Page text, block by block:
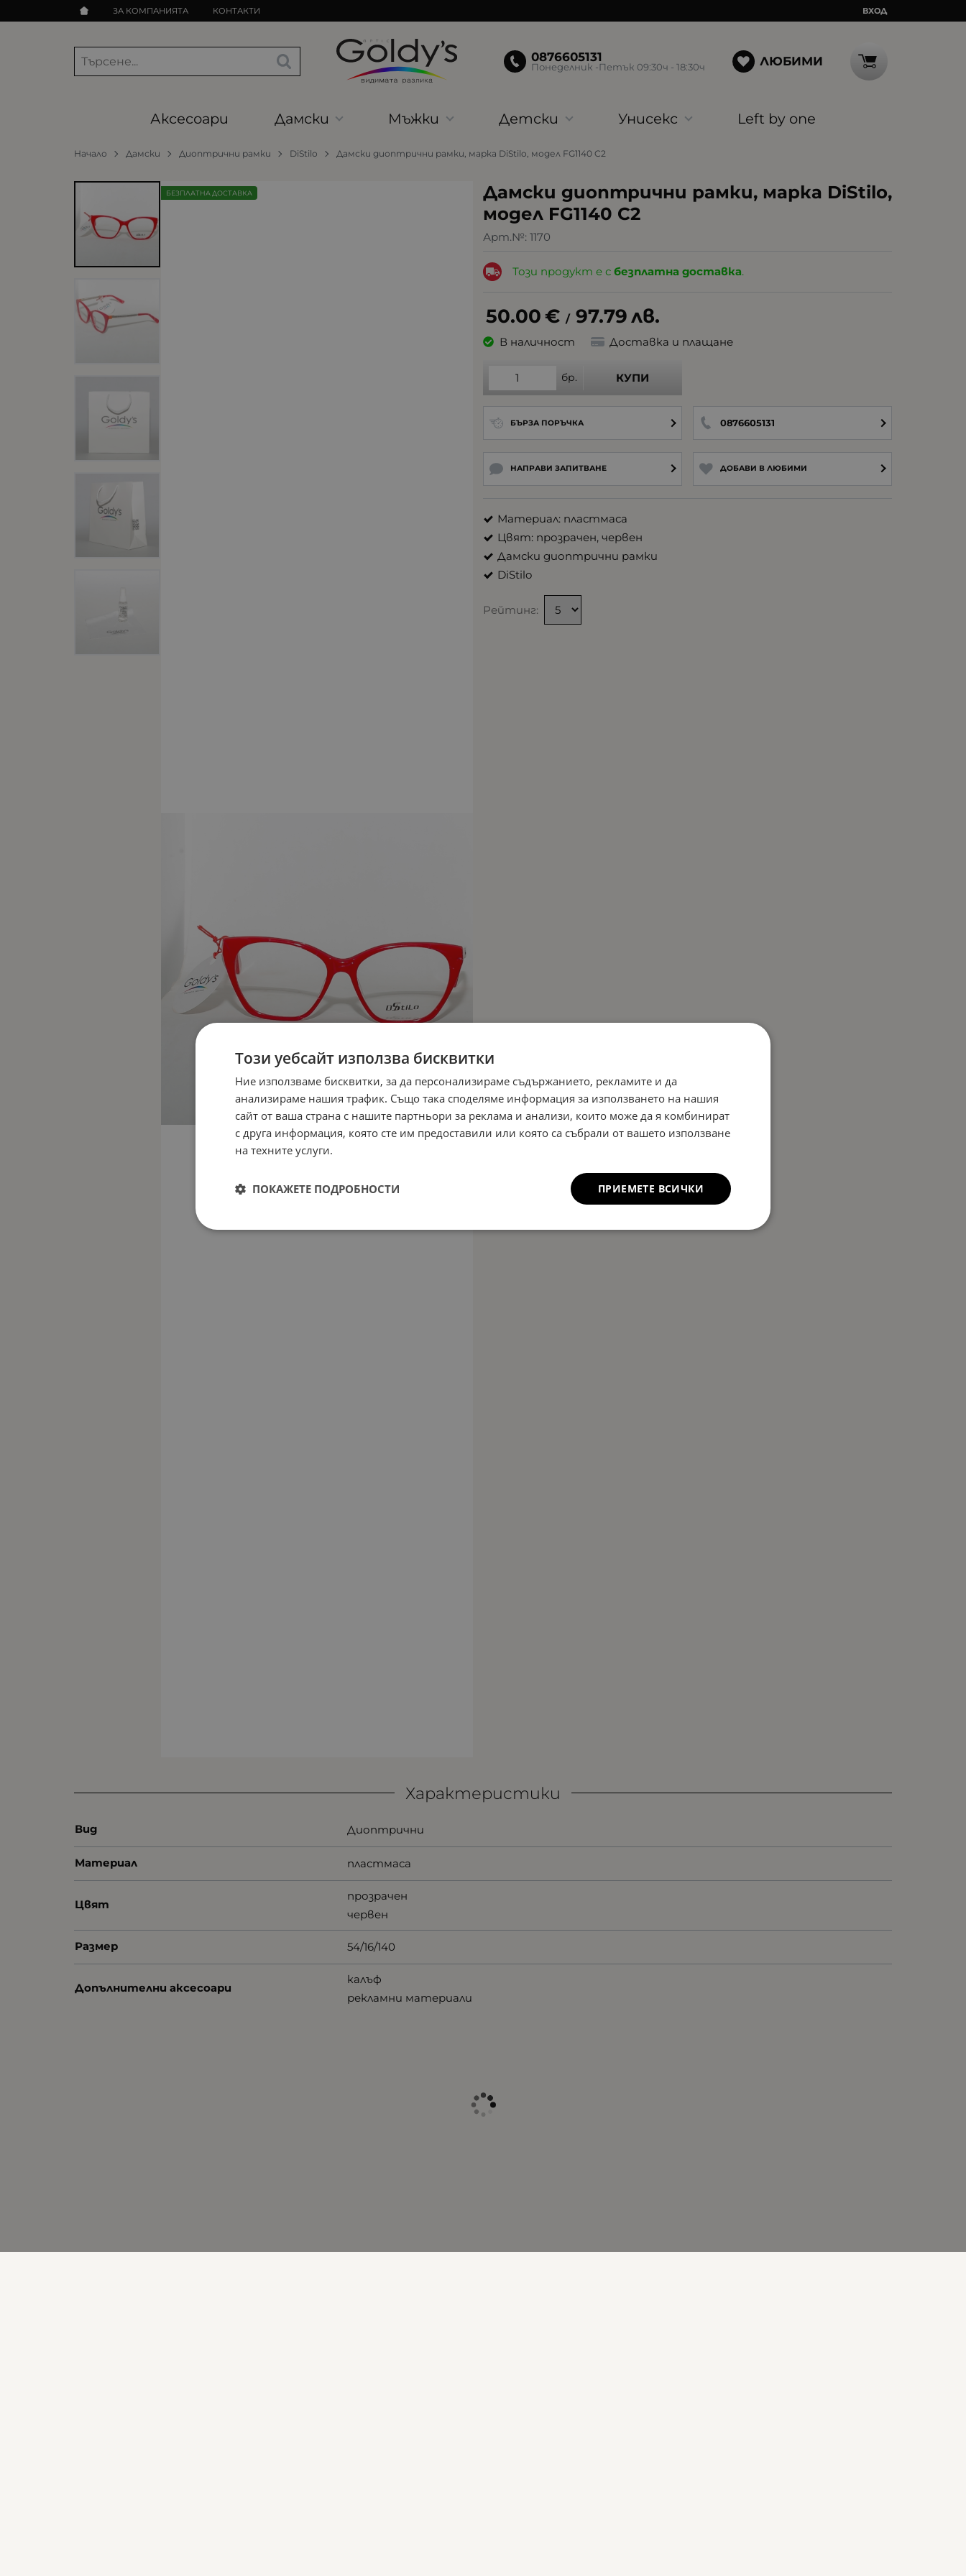
ЗА КОМПАНИЯТА КОНТАКТИ ВХОД
0876605131
Понеделник -Петък 09:30ч - 18:30ч ЛЮБИМИ
Аксесоари Дамски Мъжки Детски Унисекс Left by one
Начало Дамски Диоптрични рамки DiStilo Дамски диоптрични рамки, марка DiStilo, модел FG1140 C2
Дамски диоптрични рамки, марка DiStilo,
модел FG1140 C2
Арт.№: 1170
БЕЗПЛАТНА ДОСТАВКА
Този продукт е сбезплатна доставка.
50.00€ / 97.79лв.
В наличност Доставка и плащане
бр. КУПИ
БЪРЗА ПОРЪЧКА 0876605131
НАПРАВИ ЗАПИТВАНЕ ДОБАВИ В ЛЮБИМИ
Материал: пластмаса
Цвят: прозрачен, червен
Дамски диоптрични рамки
DiStilo
Рейтинг:
Характеристики
Вид Диоптрични
Материал пластмаса
Цвят
прозрачен
червен
Размер 54/16/140
Допълнителни аксесоари
калъф
рекламни материали
Този уебсайт използва бисквитки
Ние използваме бисквитки, за да персонализираме съдържанието, рекламите и да
анализираме нашия трафик. Също така споделяме информация за използването на нашия
сайт от ваша страна с нашите партньори за реклама и анализи, които може да я комбинират
с друга информация, която сте им предоставили или която са събрали от вашето използване
на техните услуги.
ПРИЕМЕТЕ ВСИЧКИ
ПОКАЖЕТЕ ПОДРОБНОСТИ